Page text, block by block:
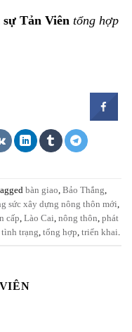
sự Tản Viên tổng hợp
bàn giao, Bảo Thắng,
sức xây dựng nông thôn mới,
cấp, Lào Cai, nông thôn, phát
tình trạng, tổng hợp, triển khai.